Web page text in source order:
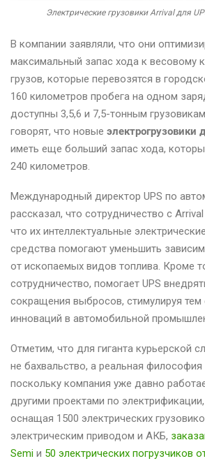
Электрические грузовики Arrival для
В компании заявляли, что они
максимальный запас хода к весовому
грузов, которые перевозятся в
160 километров пробега на одном
доступны 3,5,6 и 7,5-тонным
говорят, что новые электрогрузовики
иметь еще больший запас хода,
240 километров.
Международный директор UPS по
рассказал, что сотрудничество с
что их интеллектуальные
средства помогают уменьшить
от ископаемых видов топлива. Кроме
сотрудничество, помогает UPS
сокращения выбросов, стимулируя
инноваций в автомобильной
Отметим, что для гиганта курьерской
не бахвальство, а реальная философия
поскольку компания уже давно
другими проектами по
оснащая 1500 электрических
электрическим приводом и АКБ,
Semi и 50 электрических погрузчиков